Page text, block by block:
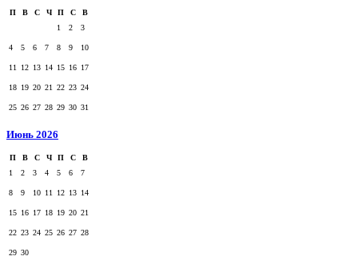
П В С Ч П С
В
1
2 3
4 5 6 7 8 9 10
11 12 13 14 15 16 17
18 19 20 21 22 23 24
25 26 27 28 29 30 31
Июнь 2026
П В С Ч П С
В
1
2 3 4 5 6 7
8 9 10 11 12 13 14
15 16 17 18 19 20 21
22 23 24 25 26 27 28
29 30